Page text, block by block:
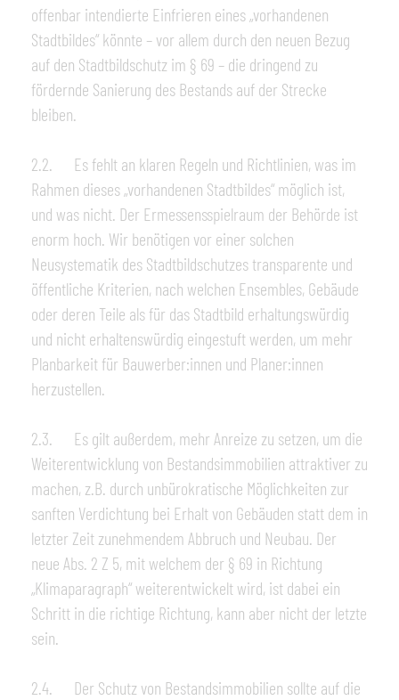
offenbar intendierte Einfrieren eines „vorhandenen
Stadtbildes“ könnte – vor allem durch den neuen Bezug
auf den Stadtbildschutz im § 69 – die dringend zu
fördernde Sanierung des Bestands auf der Strecke
bleiben.
2.2. Es fehlt an klaren Regeln und Richtlinien, was im
Rahmen dieses „vorhandenen Stadtbildes“ möglich ist,
und was nicht. Der Ermessensspielraum der Behörde ist
enorm hoch. Wir benötigen vor einer solchen
Neusystematik des Stadtbildschutzes transparente und
öffentliche Kriterien, nach welchen Ensembles, Gebäude
oder deren Teile als für das Stadtbild erhaltungswürdig
und nicht erhaltenswürdig eingestuft werden, um mehr
Planbarkeit für Bauwerber:innen und Planer:innen
herzustellen.
2.3. Es gilt außerdem, mehr Anreize zu setzen, um die
Weiterentwicklung von Bestandsimmobilien attraktiver zu
machen, z.B. durch unbürokratische Möglichkeiten zur
sanften Verdichtung bei Erhalt von Gebäuden statt dem in
letzter Zeit zunehmendem Abbruch und Neubau. Der
neue Abs. 2 Z 5, mit welchem der § 69 in Richtung
„Klimaparagraph“ weiterentwickelt wird, ist dabei ein
Schritt in die richtige Richtung, kann aber nicht der letzte
sein.
2.4. Der Schutz von Bestandsimmobilien sollte auf die